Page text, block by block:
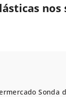
Sonda